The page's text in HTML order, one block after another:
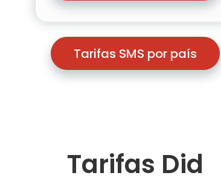
Tarifas SMS por país
Tarifas Did